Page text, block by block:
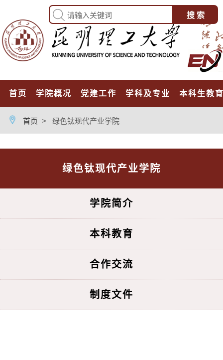
首页 学院概况 党建工作 学科及专业 本科生教
首页 > 绿色钛现代产业学院
绿色钛现代产业学院
学院简介
本科教育
合作交流
制度文件